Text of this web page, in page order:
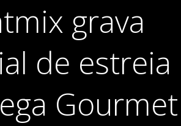
grava
de estreia
Gourmet